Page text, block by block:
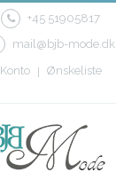
+45 51905817
mail@bjb-mode.dk
Konto
Ønskeliste